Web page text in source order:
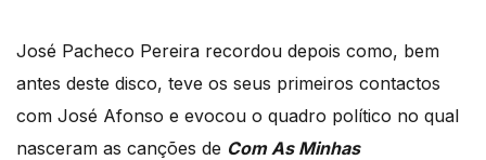
José Pacheco Pereira recordou depois como, bem
antes deste disco, teve os seus primeiros contactos
com José Afonso e evocou o quadro político no qual
nasceram as canções de Com As Minhas